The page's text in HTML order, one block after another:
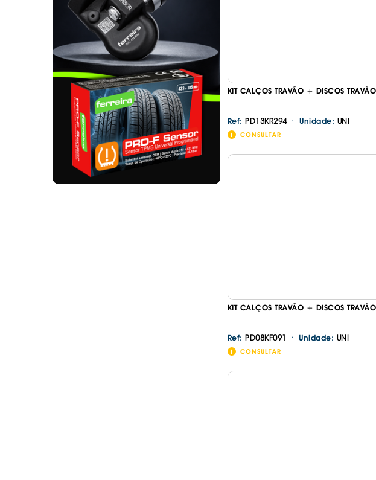
. SEGURANÇA DE CARGA
. SUPORTE BICICLETAS
. TAMPÕES JANTES
. TAPETES ORIGINAIS BORRACHA
MALA
. TAPETES UNIVERSAIS ALCATIFA
MALA
. TAPETES UNIVERSAIS BORRACHA
MALA
KIT CALÇOS TRAVÃO + DISCOS
Ref: PD13KR294 · Unidade: UNI
CONSULTAR
KIT CALÇOS TRAVÃO + DISCOS
Ref: PD08KF091 · Unidade: UNI
CONSULTAR